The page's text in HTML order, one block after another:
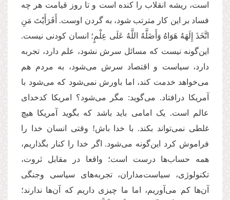
است، ریشه انقلاب را کنده است و تا روز قیامت هر چه
فساد بر این کار مترتب شود، به گردن اوست. أَفَرَأَیْتَ مَنِ
اتَّخَذَ إِلَهَهُ هَوَاهُ وَأَضَلَّهُ اللَّهُ عَلَى عِلْمٍ؛ انسان کودنی نیست.
این‌گونه نیست که مسائل سرش نشود، علم دارد، تجربه
دارد، سیاست و اقتصاد سرش می‌شود، به مردم هم
می‌خواهد خدمت کند، اما باورش نمی‌شود که می‌شود با
آمریکا درافتاد. می‌گوید: مگر می‌شود؟ امریکا کدخدای
عالم است. یک امامی باید باشد که بگوید آمریکا هیچ
غلطی نمی‌تواند بکند. با خدا باش! وقتی انسان خدا را
فراموش کرد این‌گونه می‌شود. اگر خدا را کنار بگذاریم،
همه حساب‌ها درست است؛ واقعا در مقابل ثروت،
تکنولوژی، سیاست‌مداران، تجربه‌های سیاسی وجنگی
آن‌ها کم می‌آوریم، اما ما چیزی داریم که آن‌ها ندارند؛